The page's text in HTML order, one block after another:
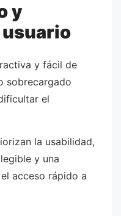
y
y fácil de
sobrecargado
el
la usabilidad,
y una
acceso rápido a